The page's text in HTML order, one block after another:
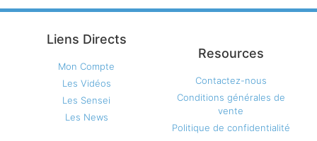
Liens Directs
Mon Compte
Les Vidéos
Les Sensei
Les News
Resources
Contactez-nous
Conditions générales de
vente
Politique de confidentialité